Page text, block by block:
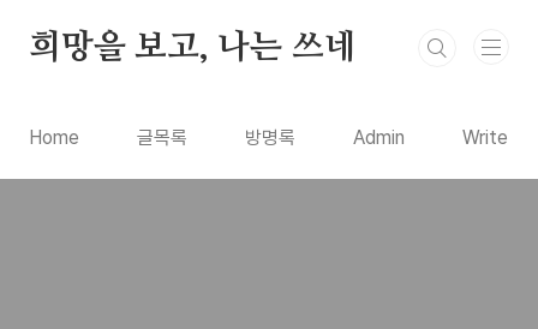
희망을 보고, 나는 쓰네
Home 글목록 방명록 Admin Write